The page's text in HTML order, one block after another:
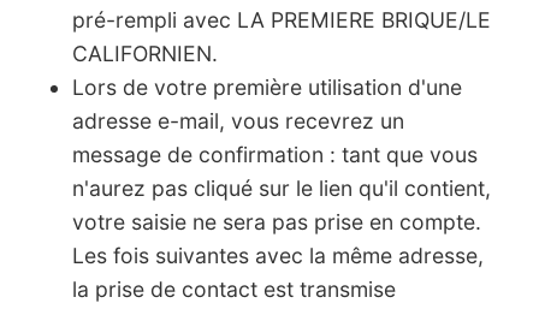
pré-rempli avec LA PREMIERE BRIQUE/LE
CALIFORNIEN.
Lors de votre première utilisation d'une
adresse e-mail, vous recevrez un
message de confirmation : tant que vous
n'aurez pas cliqué sur le lien qu'il contient,
votre saisie ne sera pas prise en compte.
Les fois suivantes avec la même adresse,
la prise de contact est transmise